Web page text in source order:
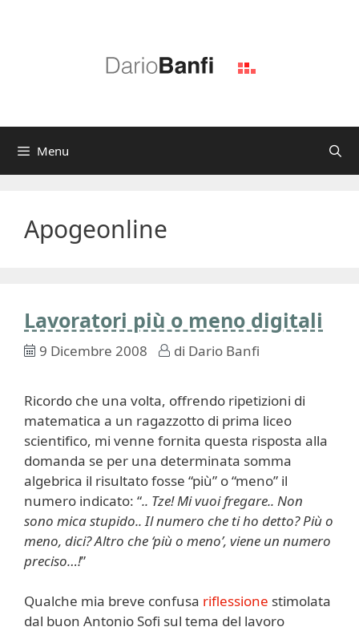
Menu
Apogeonline
Lavoratori più o meno digitali
9 Dicembre 2008 di Dario Banfi
Ricordo che una volta, offrendo ripetizioni di
matematica a un ragazzotto di prima liceo
scientifico, mi venne fornita questa risposta alla
domanda se per una determinata somma
algebrica il risultato fosse “più” o “meno” il
numero indicato: “.. Tze! Mi vuoi fregare.. Non
sono mica stupido.. Il numero che ti ho detto? Più o
meno, dici? Altro che ‘più o meno’, viene un numero
preciso…!”
Qualche mia breve confusa riflessione stimolata
dal buon Antonio Sofi sul tema del lavoro